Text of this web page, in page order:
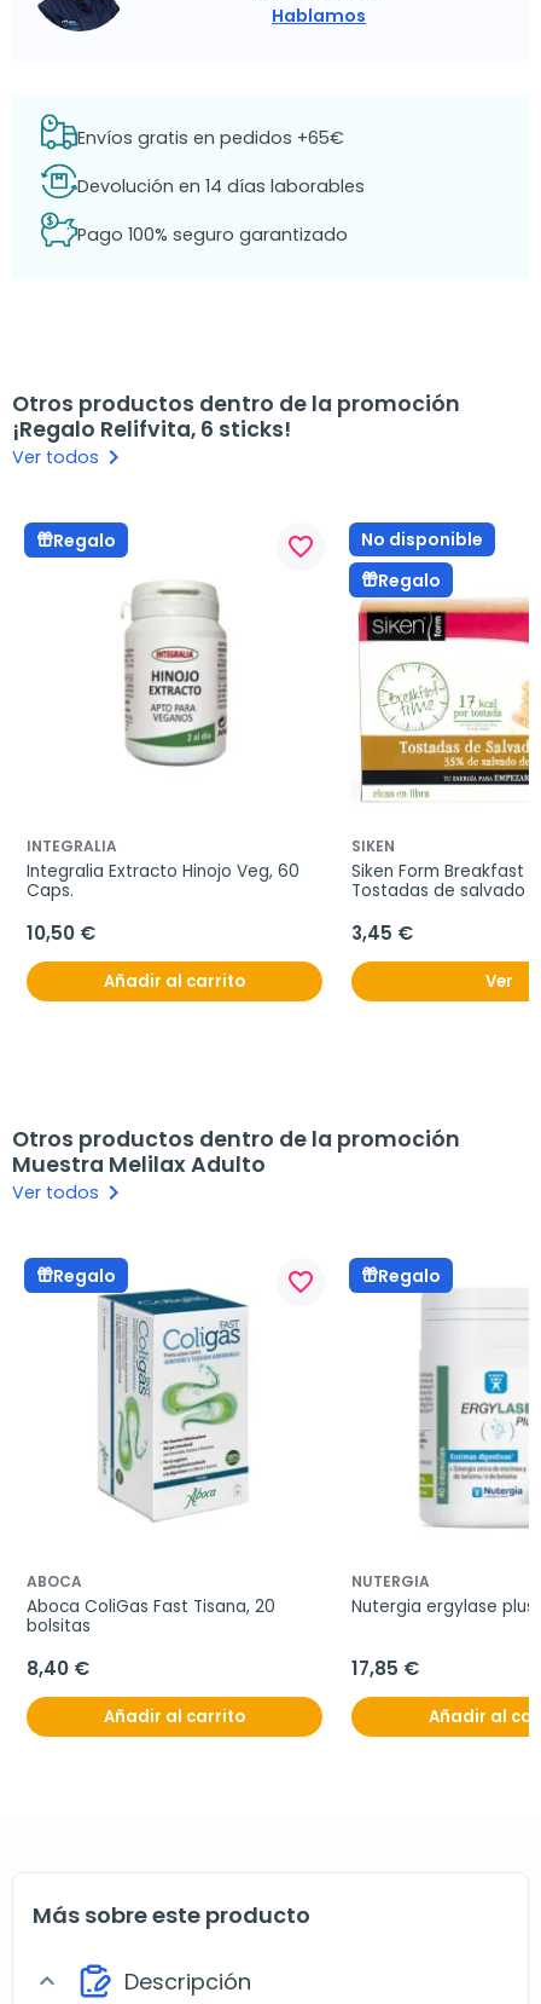
Hablamos
Envíos gratis en pedidos +65€
Devolución en 14 días laborables
Pago 100% seguro garantizado
Otros productos dentro de la promoción
¡Regalo Relifvita, 6 sticks!
Ver todos keyboard_arrow_right
Regalo favorite_border
INTEGRALIA
Integralia Extracto Hinojo Veg, 60
Caps.
10,50 €
Añadir al carrito
No disponible
Regalo
SIKEN
Siken Form Breakfast
Tostadas de salvado
3,45 €
Ver
Otros productos dentro de la promoción
Muestra Melilax Adulto
Ver todos keyboard_arrow_right
Regalo favorite_border
ABOCA
Aboca ColiGas Fast Tisana, 20
bolsitas
8,40 €
Añadir al carrito
Regalo
NUTERGIA
Nutergia ergylase
17,85 €
Añadir al
Más sobre este producto
expand_more Descripción